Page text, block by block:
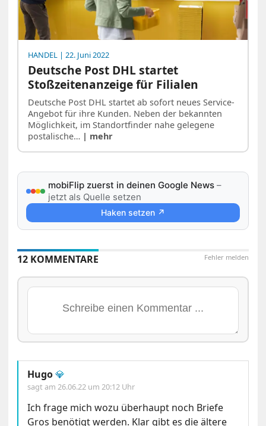
HANDEL | 22. Juni 2022
Deutsche Post DHL startet
Stoßzeitenanzeige für Filialen
Deutsche Post DHL startet ab sofort neues Service-
Angebot für ihre Kunden. Neben der bekannten
Möglichkeit, im Standortfinder nahe gelegene
postalische… | mehr
mobiFlip zuerst in deinen Google News –
jetzt als Quelle setzen
Haken setzen ↗
Fehler melden
12 KOMMENTARE
Hugo💎
sagt am26.06.22 um 20:12 Uhr
Ich frage mich wozu überhaupt noch Briefe
Gros benötigt werden. Klar gibt es die ältere